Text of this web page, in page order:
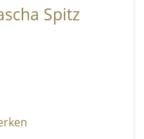
Spitz